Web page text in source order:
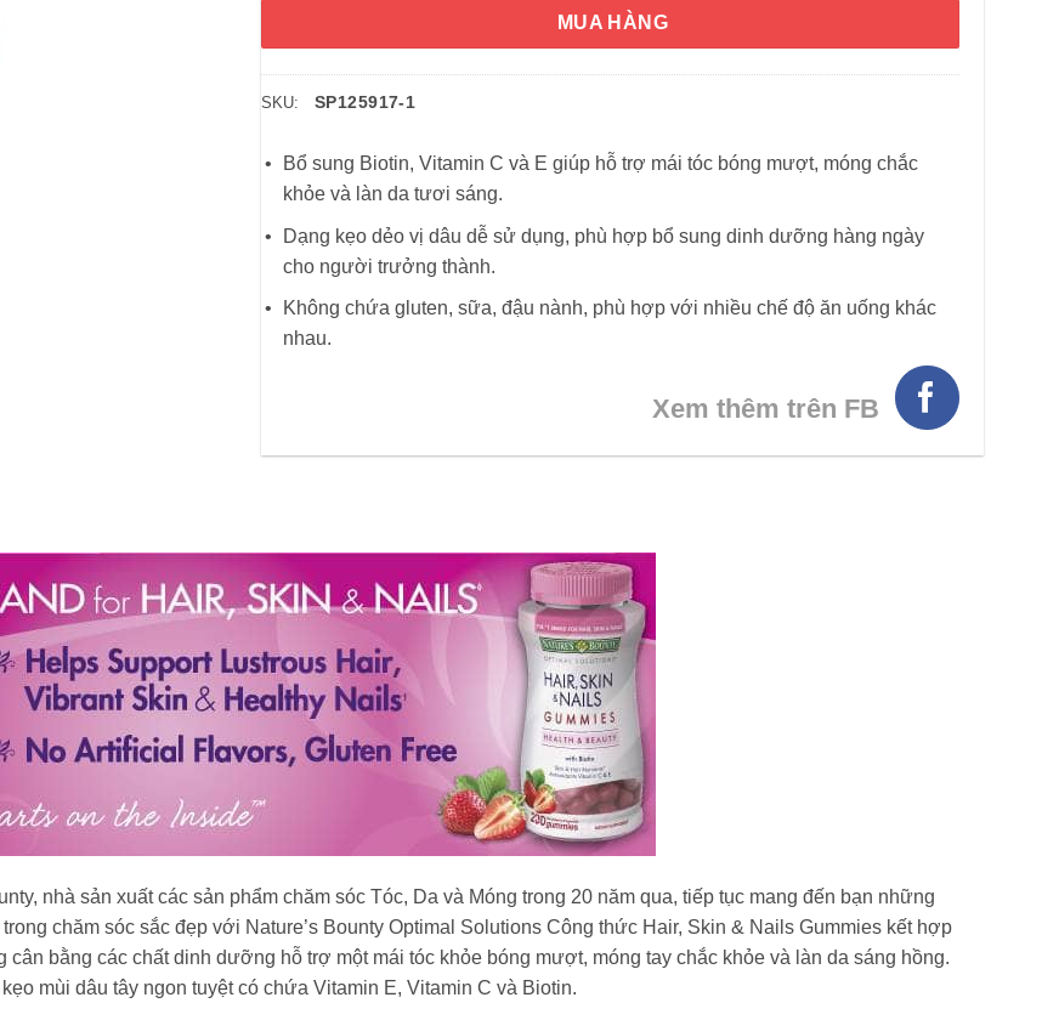
MUA HÀNG
SKU: SP125917-1
Bổ sung Biotin, Vitamin C và E giúp hỗ trợ mái tóc bóng mượt, móng chắc
khỏe và làn da tươi sáng.
Dạng kẹo dẻo vị dâu dễ sử dụng, phù hợp bổ sung dinh dưỡng hàng ngày
cho người trưởng thành.
Không chứa gluten, sữa, đậu nành, phù hợp với nhiều chế độ ăn uống khác
nhau.
Xem thêm trên FB
nhà sản xuất các sản phẩm chăm sóc Tóc, Da và Móng trong 20 năm qua, tiếp tục mang đến bạn những
chăm sóc sắc đẹp với Nature’s Bounty Optimal Solutions Công thức Hair, Skin & Nails Gummies kết hợp
bằng các chất dinh dưỡng hỗ trợ một mái tóc khỏe bóng mượt, móng tay chắc khỏe và làn da sáng hồng.
mùi dâu tây ngon tuyệt có chứa Vitamin E, Vitamin C và Biotin.